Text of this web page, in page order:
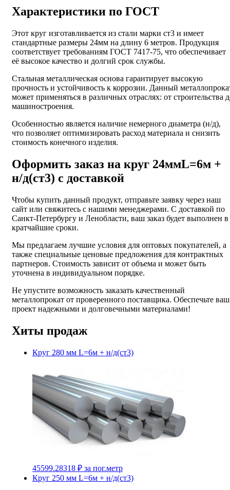
Характеристики по ГОСТ
Этот круг изготавливается из стали марки ст3 и имеет
стандартные размеры 24мм на длину 6 метров. Продукция
соответствует требованиям ГОСТ 7417-75, что обеспечивает
её высокое качество и долгий срок службы.
Стальная металлическая основа гарантирует высокую
прочность и устойчивость к коррозии. Данный
может применяться в различных отраслях: от строительства
машиностроения.
Особенностью является наличие немерного диаметра (н/д),
что позволяет оптимизировать расход материала и снизить
стоимость конечного изделия.
Оформить заказ на круг 24ммL=6м +
н/д(ст3) с доставкой
Чтобы купить данный продукт, отправьте заявку через наш
сайт или свяжитесь с нашими менеджерами. С доставкой по
Санкт-Петербургу и Ленобласти, ваш заказ будет выполнен в
кратчайшие сроки.
Мы предлагаем лучшие условия для оптовых покупателей, а
также специальные ценовые предложения для контрактных
партнеров. Стоимость зависит от объема и может быть
уточнена в индивидуальном порядке.
Не упустите возможность заказать качественный
металлопрокат от проверенного поставщика. Обеспечьте ваш
проект надежными и долговечными материалами!
Хиты продаж
Круг 280 мм L=6м + н/д(ст3)
45599.28318 ₽ за пог.метр
Круг 250 мм L=6м + н/д(ст3)